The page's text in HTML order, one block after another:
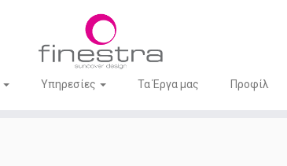
Υπηρεσίες Τα Έργα μας Προφίλ